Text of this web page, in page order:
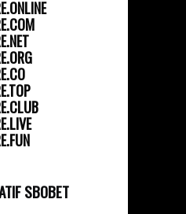
SBOBET